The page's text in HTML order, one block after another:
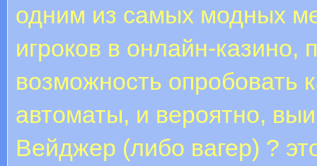
одним из самых модных
игроков в онлайн-казино,
возможность опробовать
автоматы, и вероятно,
Вейджер (либо вагер) ?